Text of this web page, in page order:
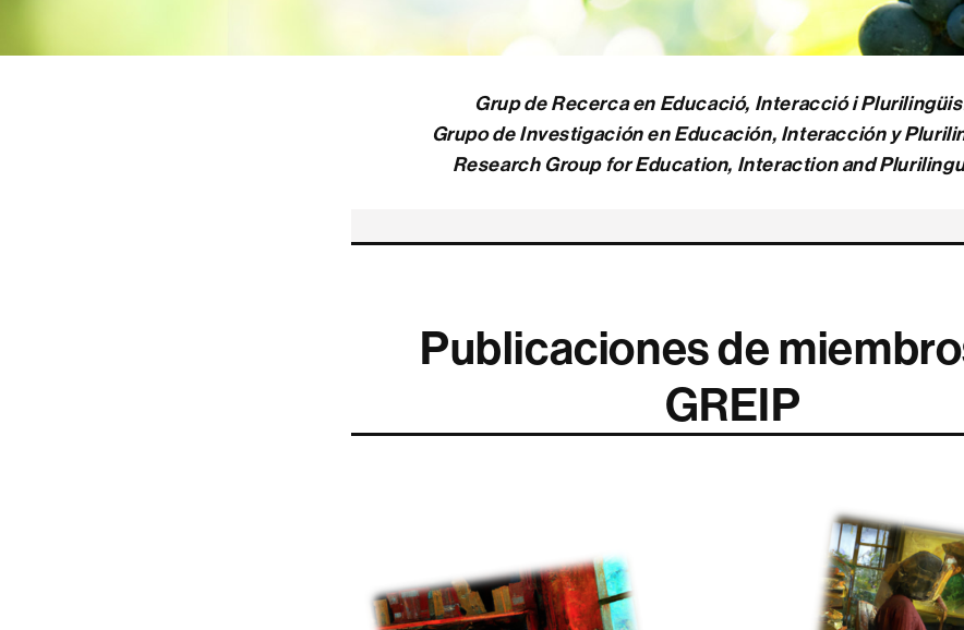
Grup de Recerca en Educació, Interacció i
Grupo de Investigación en Educación, Interacción y
Research Group for Education, Interaction and
Publicaciones de
GREIP